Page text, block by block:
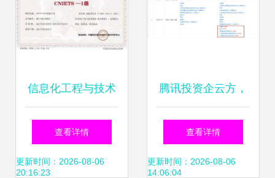
信息化工程与技术
服务能力评价证书
(CNIETS) 信息技
查看详情
更新时间：2026-08-06
20:16:23
腾讯投资企云方，
持股13.75%加码企
业数字化转型服务
查看详情
更新时间：2026-08-06
14:06:04